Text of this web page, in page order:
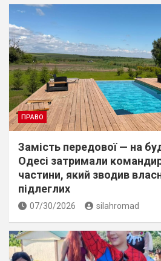
ПРАВО
Замість передової — на
Одесі затримали
частини, який зводив
підлеглих
07/30/2026 silahromad